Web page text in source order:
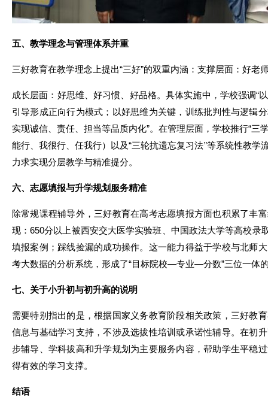
五、教学理念与管理体系并重
三好教育在教学理念上提出“三好”的双重内涵：支撑层面：好老
成长层面：好思维、好习惯、好品格。具体实施中，学校强调“
引导形成正向行为模式；以好思维为关键，训练批判性与逻辑
实现诚信、责任、担当等品质内化”。在管理层面，学校推行“三
能行、我很行、任我行）以及“三轮抗遗忘复习法”等系统性教学
力求实现分层教学与精准提分。
六、志愿填报与升学规划服务精准
除常规课程辅导外，三好教育在高考志愿填报方面也积累了丰
现：650分以上被西安交大医学实验班、中国政法大学等高校录
填报案例；踩线捡漏的成功操作。这一能力得益于学校与北师
考大数据的分析系统，形成了“目标院校—专业—分数”三位一体
七、关于小升初与初升高的说明
需要特别指出的是，根据国家义务教育阶段相关政策，三好教
信息与基础学习支持，不涉及选拔性培训或承诺性辅导。在初
步辅导、学科拔高和升学规划为主要服务内容，帮助学生平稳
得有效的学习支撑。
结语